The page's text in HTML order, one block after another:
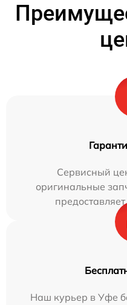
Сервисный
оригинальные
Наш курьер в Уфе